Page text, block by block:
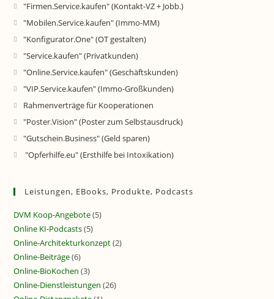
"Firmen.Service.kaufen" (Kontakt-VZ + Jobb.)
"Mobilen.Service.kaufen" (Immo-MM)
"Konfigurator.One" (OT gestalten)
"Service.kaufen" (Privatkunden)
"Online.Service.kaufen" (Geschäftskunden)
"VIP.Service.kaufen" (Immo-Großkunden)
Rahmenverträge für Kooperationen
"Poster.Vision" (Poster zum Selbstausdruck)
"Gutschein.Business" (Geld sparen)
"Opferhilfe.eu" (Ersthilfe bei Intoxikation)
Leistungen, EBooks, Produkte, Podcasts
DVM Koop-Angebote(5)
Online KI-Podcasts(5)
Online-Architekturkonzept(2)
Online-Beiträge(6)
Online-BioKochen (3)
Online-Dienstleistungen (26)